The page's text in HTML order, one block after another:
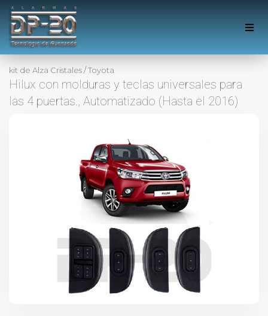
kit de Alza Cristales/Toyota
Hilux con molduras y teclas universales para
las 4 puertas., Automatizado (Hasta el 2016)